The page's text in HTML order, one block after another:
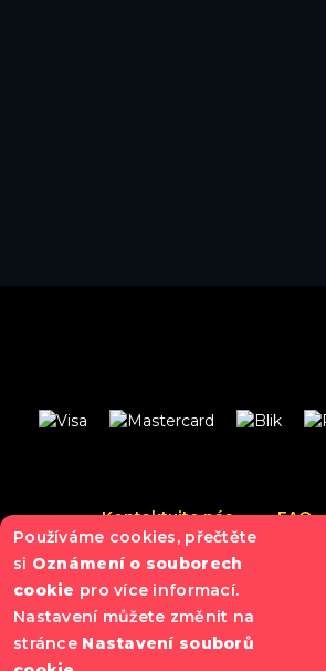
Kontaktujte nás FAQ
Oznámení o
Gambling can be
Používáme cookies, přečtěte
si Oznámení o souborech
cookie pro více informací.
Nastavení můžete změnit na
stránce Nastavení souborů